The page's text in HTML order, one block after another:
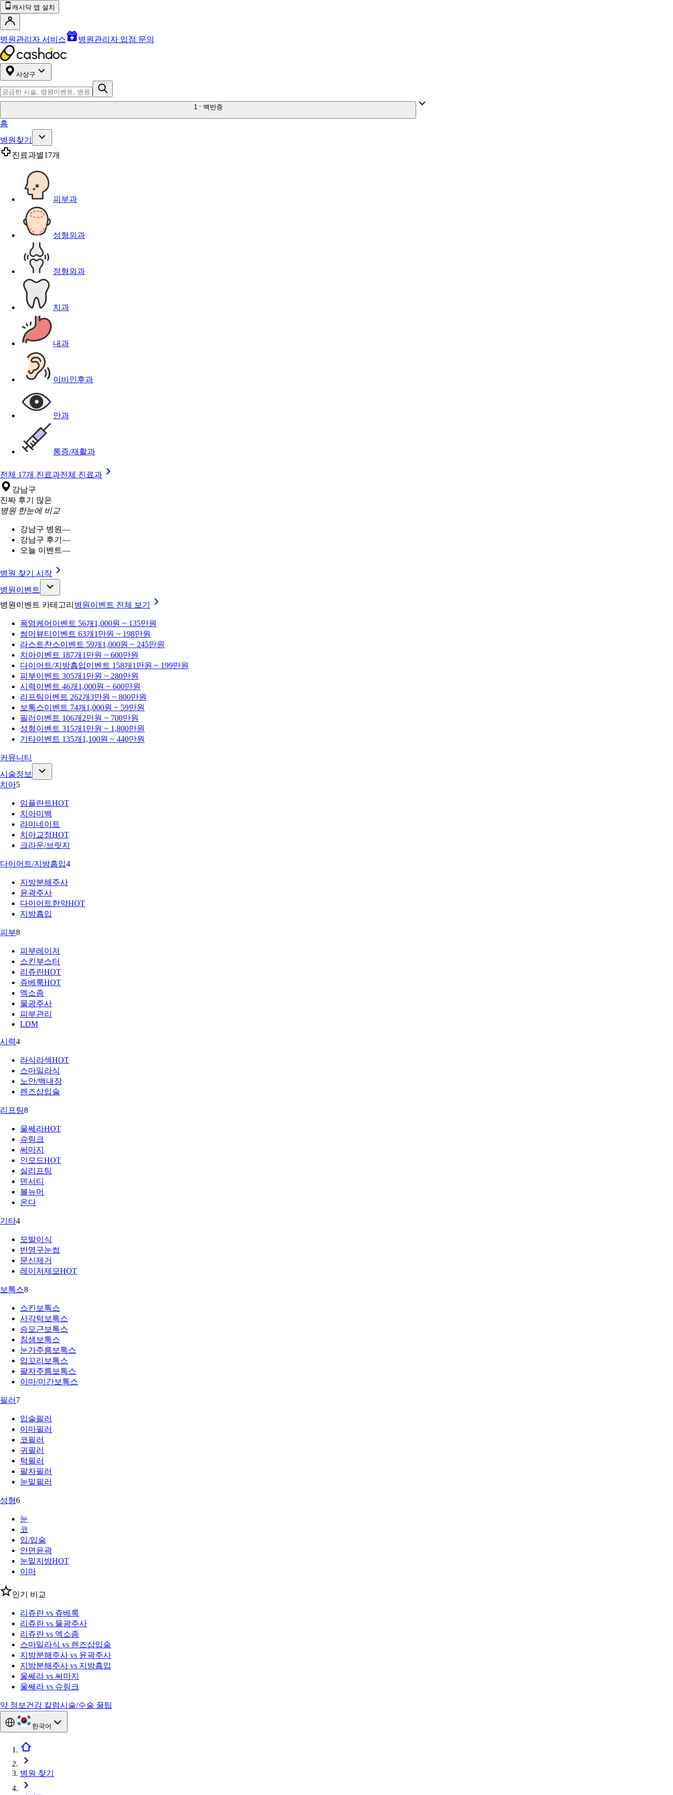
캐시닥 앱 설치
병원관리자 서비스 병원관리자 입점 문의
사상구
1 백반증
홈
병원찾기
진료과별17개
피부과
성형외과
정형외과
치과
내과
이비인후과
안과
통증/재활과
전체 17개 진료과전체 진료과
강남구
진짜 후기 많은
병원 한눈에 비교
강남구 병원—
강남구 후기 —
오늘 이벤트—
병원 찾기 시작
병원이벤트
병원이벤트 카테고리 병원이벤트 전체 보기
폭염케어 이벤트 56개 1,000원 ~ 135만원
썸머뷰티 이벤트 63개 1만원 ~ 198만원
라스트찬스이벤트 59개 1,000원 ~ 245만원
치아이벤트 187개 1만원 ~ 600만원
다이어트/지방흡입이벤트 158개 1만원 ~ 199만원
피부이벤트 305개 1만원 ~ 280만원
시력이벤트 46개 1,000원 ~ 600만원
리프팅이벤트 262개3만원 ~ 800만원
보톡스이벤트 74개 1,000원 ~ 59만원
필러 이벤트 106개 2만원 ~ 700만원
성형이벤트 315개 1만원 ~ 1,800만원
기타이벤트 135개 1,100원 ~ 440만원
커뮤니티
시술정보
치아5
임플란트HOT
치아미백
라미네이트
치아교정HOT
크라운/브릿지
다이어트/지방흡입4
지방분해주사
윤곽주사
다이어트한약HOT
지방흡입
피부8
피부레이저
스킨부스터
리쥬란HOT
쥬베룩HOT
엑소좀
물광주사
피부관리
LDM
시력4
라식라섹HOT
스마일라식
노안/백내장
렌즈삽입술
리프팅8
울쎄라HOT
슈링크
써마지
인모드HOT
실리프팅
덴서티
볼뉴머
온다
기타4
모발이식
반영구눈썹
문신제거
레이저제모HOT
보톡스8
스킨보톡스
사각턱보톡스
승모근보톡스
침샘보톡스
눈가주름보톡스
입꼬리보톡스
팔자주름보톡스
이마/미간보톡스
필러 7
입술필러
이마필러
코필러
귀필러
턱필러
팔자필러
눈밑필러
성형6
눈
코
입/입술
안면윤곽
눈밑지방HOT
이마
인기 비교
리쥬란 vs 쥬베룩
리쥬란 vs 물광주사
리쥬란 vs 엑소좀
스마일라식 vs 렌즈삽입술
지방분해주사 vs 윤곽주사
지방분해주사 vs 지방흡입
울쎄라 vs 써마지
울쎄라 vs 슈링크
약 정보 건강 칼럼시술/수술 꿀팁
한국어
병원 찾기